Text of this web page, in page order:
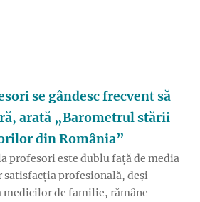
se gândesc frecvent să
arată „Barometrul stării
din România”
profesori este dublu față de media
profesională, deși
medicilor de familie, rămâne